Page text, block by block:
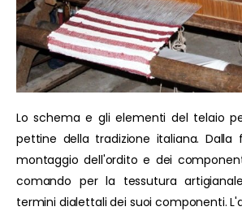
Lo schema e gli elementi del telaio
pettine della tradizione italiana. Dalla
montaggio dell'ordito e dei
comando per la tessutura
termini dialettali dei suoi componenti.